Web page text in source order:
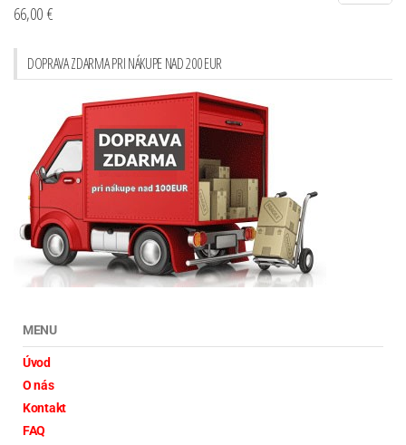
66,00 €
DOPRAVA ZDARMA PRI NÁKUPE NAD 200 EUR
MENU
Úvod
O nás
Kontakt
FAQ